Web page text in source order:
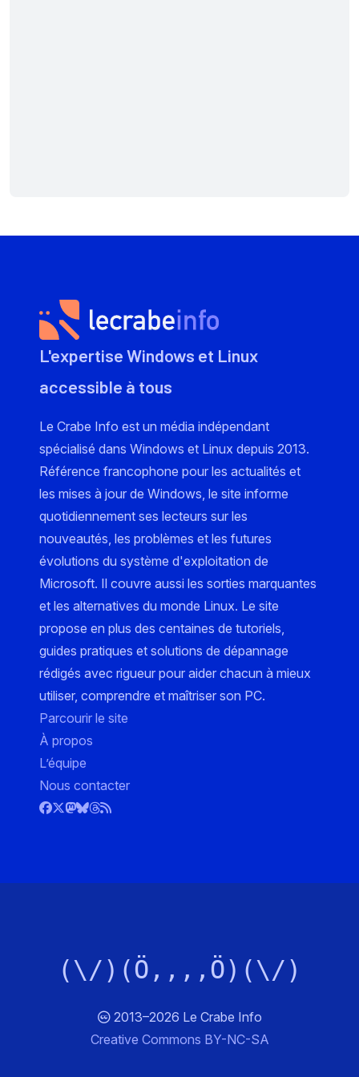
L'expertise Windows et Linux
accessible à tous
Le Crabe Info est un média indépendant
spécialisé dans Windows et Linux depuis 2013.
Référence francophone pour les actualités et
les mises à jour de Windows, le site informe
quotidiennement ses lecteurs sur les
nouveautés, les problèmes et les futures
évolutions du système d'exploitation de
Microsoft. Il couvre aussi les sorties marquantes
et les alternatives du monde Linux. Le site
propose en plus des centaines de tutoriels,
guides pratiques et solutions de dépannage
rédigés avec rigueur pour aider chacun à mieux
utiliser, comprendre et maîtriser son PC.
Parcourir le site
À propos
L’équipe
Nous contacter
(\/)(Ö,,,,Ö)(\/)
2013–2026 Le Crabe Info
Creative Commons BY-NC-SA